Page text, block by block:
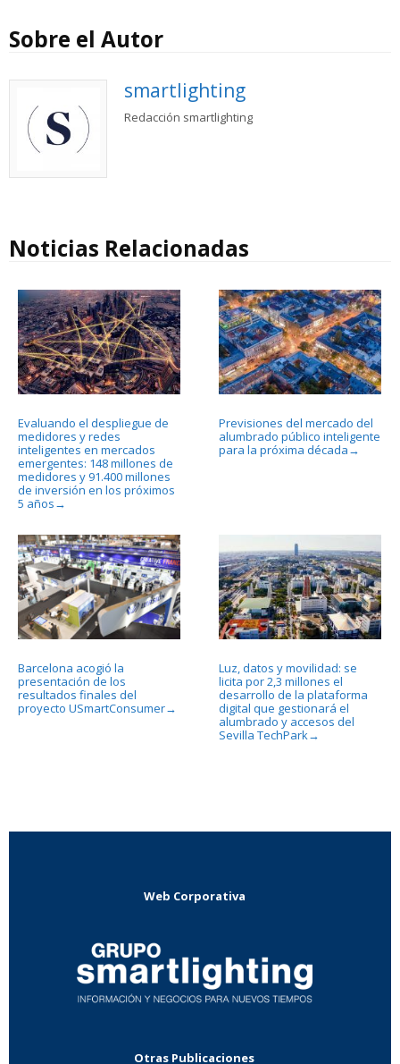
Sobre el Autor
smartlighting
Redacción smartlighting
Noticias Relacionadas
Evaluando el despliegue de
medidores y redes
inteligentes en mercados
emergentes: 148 millones de
medidores y 91.400 millones
de inversión en los próximos
5 años →
Previsiones del mercado del
alumbrado público inteligente
para la próxima década →
Barcelona acogió la
presentación de los
resultados finales del
proyecto USmartConsumer→
Luz, datos y movilidad: se
licita por 2,3 millones el
desarrollo de la plataforma
digital que gestionará el
alumbrado y accesos del
Sevilla TechPark→
Web Corporativa
Otras Publicaciones